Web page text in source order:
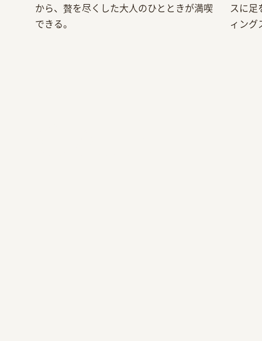
から、贅を尽くした大人のひとときが満喫
できる。
スに足
ィング